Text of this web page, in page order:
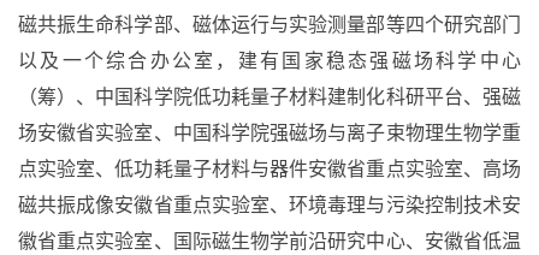
磁共振生命科学部、磁体运行与实验测量部等四个研究部门
以及一个综合办公室，建有国家稳态强磁场科学中心
（筹）、中国科学院低功耗量子材料建制化科研平台、强磁
场安徽省实验室、中国科学院强磁场与离子束物理生物学重
点实验室、低功耗量子材料与器件安徽省重点实验室、高场
磁共振成像安徽省重点实验室、环境毒理与污染控制技术安
徽省重点实验室、国际磁生物学前沿研究中心、安徽省低温